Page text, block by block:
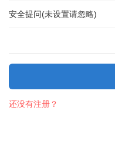
安全提问(未设置请忽略)
还没有注册？